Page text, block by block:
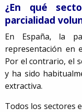
¿En qué
parcialidad
En España, la
representación en
Por el contrario, el
y ha sido
extractiva.
Todos los sectores